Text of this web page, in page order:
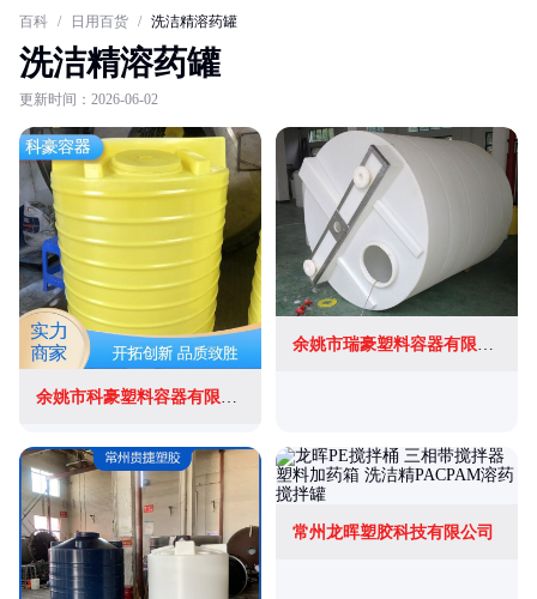
百科 / 日用百货 / 洗洁精溶药罐
洗洁精溶药罐
更新时间：2026-06-02
余姚市科豪塑料容器有限公司
余姚市瑞豪塑料容器有限公司
常州龙晖塑胶科技有限公司